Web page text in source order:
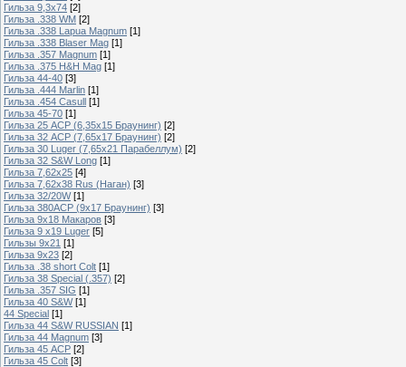
Гильза 9,3х74 [2]
Гильза .338 WM [2]
Гильза .338 Lapua Magnum [1]
Гильза .338 Blaser Mag [1]
Гильза .357 Magnum [1]
Гильза .375 H&H Mag [1]
Гильза 44-40 [3]
Гильза .444 Marlin [1]
Гильза .454 Casull [1]
Гильза 45-70 [1]
Гильза 25 ACP (6,35х15 Браунинг) [2]
Гильза 32 ACP (7,65х17 Браунинг) [2]
Гильза 30 Luger (7,65х21 Парабеллум) [2]
Гильза 32 S&W Long [1]
Гильза 7,62х25 [4]
Гильза 7,62х38 Rus (Наган) [3]
Гильза 32/20W [1]
Гильза 380ACP (9х17 Браунинг) [3]
Гильза 9х18 Макаров [3]
Гильза 9 х19 Luger [5]
Гильзы 9х21 [1]
Гильза 9х23 [2]
Гильза .38 short Colt [1]
Гильза 38 Special (.357) [2]
Гильза .357 SIG [1]
Гильза 40 S&W [1]
44 Special [1]
Гильза 44 S&W RUSSIAN [1]
Гильза 44 Magnum [3]
Гильза 45 ACP [2]
Гильза 45 Colt [3]